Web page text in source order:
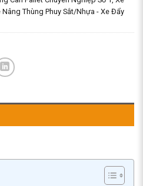
Nâng Thùng Phuy Sắt/Nhựa - Xe Đẩy